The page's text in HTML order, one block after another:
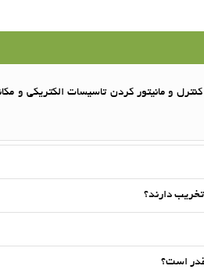
و مانیتور کردن تاسیسات الکتریکی و
دارند؟
است؟